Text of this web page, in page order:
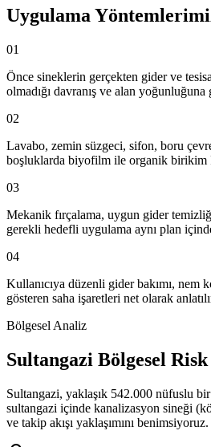
Uygulama
01
Önce sineklerin gerçekten gider ve
olmadığı davranış ve alan yoğunluğuna
02
Lavabo, zemin süzgeci, sifon, boru
boşluklarda biyofilm ile organik birikim
03
Mekanik fırçalama, uygun gider
gerekli hedefli uygulama aynı plan
04
Kullanıcıya düzenli gider bakımı, nem
gösteren saha işaretleri net olarak
Bölgesel Analiz
Sultangazi Bölgesel
Sultangazi, yaklaşık 542.000 nüfuslu
sultangazi içinde kanalizasyon sineği
ve takip akışı yaklaşımını benimsiyoruz.